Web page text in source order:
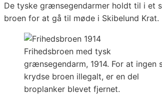
De tyske grænsegendarmer holdt til i et
broen for at gå til møde i Skibelund Krat.
Frihedsbroen med tysk
grænsegendarm, 1914. For at ingen
krydse broen illegalt, er en del
broplanker blevet fjernet.